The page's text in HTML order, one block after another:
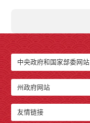
中央政府和国家部委网站
州政府网站
友情链接